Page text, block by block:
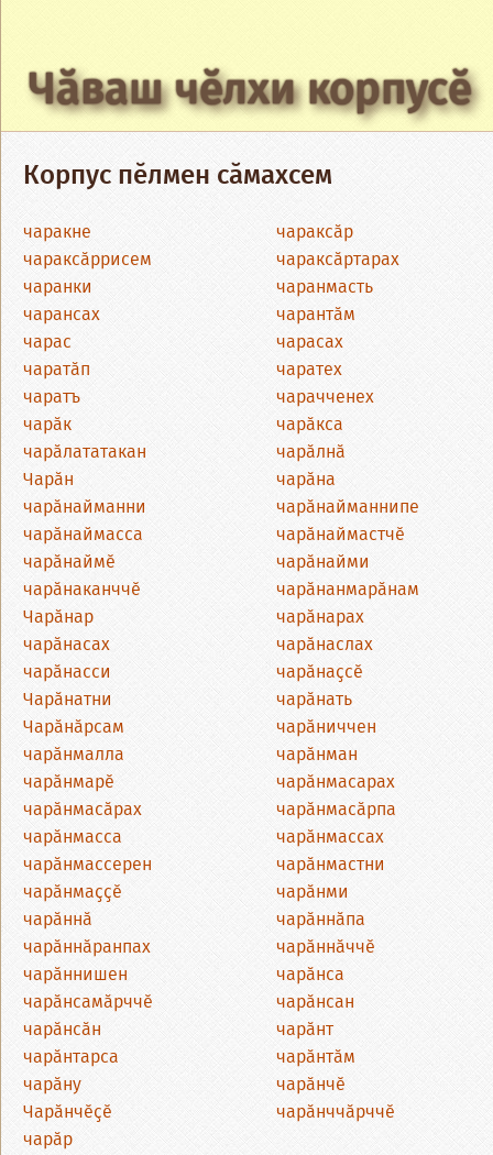
Чӑваш чӗлхи корпусӗ
Корпус пӗлмен сӑмахсем
чаракне
чараксӑр
чараксӑррисем
чараксӑртарах
чаранки
чаранмасть
чарансах
чарантӑм
чарас
чарасах
чаратӑп
чаратех
чаратъ
чарачченех
чарӑк
чарӑкса
чарӑлататакан
чарӑлнӑ
Чарӑн
чарӑна
чарӑнайманни
чарӑнайманнипе
чарӑнаймасса
чарӑнаймастчӗ
чарӑнаймӗ
чарӑнайми
чарӑнаканччӗ
чарӑнанмарӑнам
Чарӑнар
чарӑнарах
чарӑнасах
чарӑнаслах
чарӑнасси
чарӑнаҫсӗ
Чарӑнатни
чарӑнать
Чарӑнӑрсам
чарӑниччен
чарӑнмалла
чарӑнман
чарӑнмарӗ
чарӑнмасарах
чарӑнмасӑрах
чарӑнмасӑрпа
чарӑнмасса
чарӑнмассах
чарӑнмассерен
чарӑнмастни
чарӑнмаҫҫӗ
чарӑнми
чарӑннӑ
чарӑннӑпа
чарӑннӑранпах
чарӑннӑччӗ
чарӑннишен
чарӑнса
чарӑнсамӑрччӗ
чарӑнсан
чарӑнсӑн
чарӑнт
чарӑнтарса
чарӑнтӑм
чарӑну
чарӑнчӗ
Чарӑнчӗҫӗ
чарӑнччӑрччӗ
чарӑр